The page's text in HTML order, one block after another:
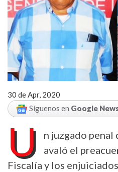
30 de Apr, 2020
Síguenos en Google
U
n juzgado
avaló el
Fiscalía y los